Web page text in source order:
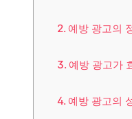
예방 광고의
예방 광고가
예방 광고의